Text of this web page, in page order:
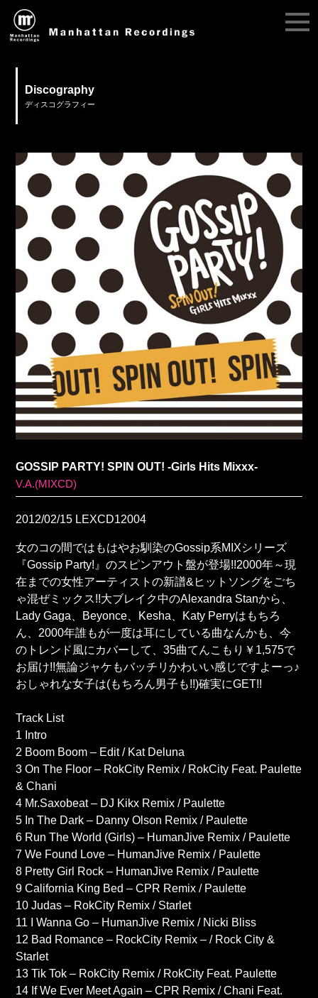
Discography
ディスコグラフィー
GOSSIP PARTY! SPIN OUT! -Girls Hits Mixxx-
V.A.(MIXCD)
2012/02/15 LEXCD12004
女のコの間ではもはやお馴染のGossip系MIXシリーズ
『Gossip Party!』のスピンアウト盤が登場!!2000年～現
在までの女性アーティストの新譜&ヒットソングをごち
ゃ混ぜミックス!!大ブレイク中のAlexandra Stanから、
Lady Gaga、Beyonce、Kesha、Katy Perryはもちろ
ん、2000年誰もが一度は耳にしている曲なんかも、今
のトレンド風にカバーして、35曲てんこもり￥1,575で
お届け!!無論ジャケもバッチリかわいい感じですよーっ♪
おしゃれな女子は(もちろん男子も!!)確実にGET!!
Track List
1 Intro
2 Boom Boom – Edit / Kat Deluna
3 On The Floor – RokCity Remix / RokCity Feat. Paulette
& Chani
4 Mr.Saxobeat – DJ Kikx Remix / Paulette
5 In The Dark – Danny Olson Remix / Paulette
6 Run The World (Girls) – HumanJive Remix / Paulette
7 We Found Love – HumanJive Remix / Paulette
8 Pretty Girl Rock – HumanJive Remix / Paulette
9 California King Bed – CPR Remix / Paulette
10 Judas – RokCity Remix / Starlet
11 I Wanna Go – HumanJive Remix / Nicki Bliss
12 Bad Romance – RockCity Remix – / Rock City &
Starlet
13 Tik Tok – RokCity Remix / RokCity Feat. Paulette
14 If We Ever Meet Again – CPR Remix / Chani Feat.